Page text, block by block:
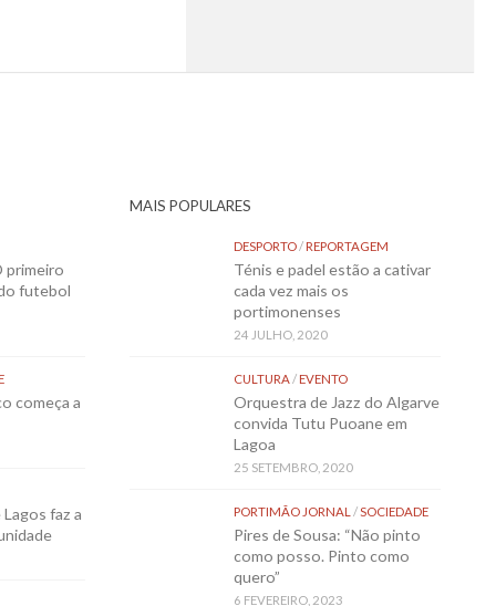
primeiro
futebol
começa a
faz a
MAIS POPULARES
DESPORTO/REPORTAGEM
Ténis e padel estão a cativar
cada vez mais os
portimonenses
24 JULHO, 2020
CULTURA/EVENTO
Orquestra de Jazz do Algarve
convida Tutu Puoane em
Lagoa
25 SETEMBRO, 2020
PORTIMÃO JORNAL /SOCIEDADE
Pires de Sousa: “Não pinto
como posso. Pinto como
quero”
6 FEVEREIRO, 2023